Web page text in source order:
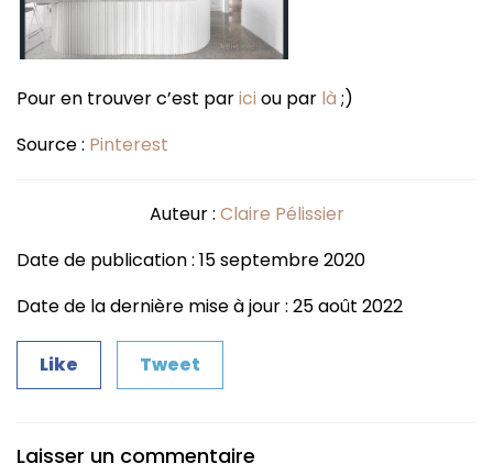
Pour en trouver c’est parici ou par là ;)
Source : Pinterest
Auteur : Claire Pélissier
Date de publication : 15 septembre 2020
Date de la dernière mise à jour : 25 août 2022
Like Tweet
Laisser un commentaire